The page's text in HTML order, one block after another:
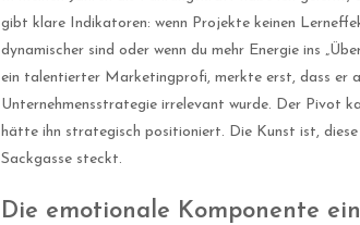
gibt klare Indikatoren: wenn Projekte keinen
dynamischer sind oder wenn du mehr Energie ins
ein talentierter Marketingprofi, merkte erst, dass er
Unternehmensstrategie irrelevant wurde. Der Pivot
hätte ihn strategisch positioniert. Die Kunst ist,
Sackgasse steckt.
Die emotionale Komponente